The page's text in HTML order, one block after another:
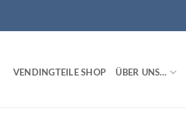
VENDINGTEILE SHOP ÜBER UNS…